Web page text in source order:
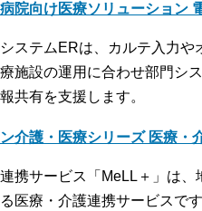
院向け医療ソリューション
ステムERは、カルテ入力
施設の運用に合わせ部門シ
共有を支援します。
介護・医療シリーズ 医療・
携サービス「MeLL＋」は
医療・介護連携サービスで